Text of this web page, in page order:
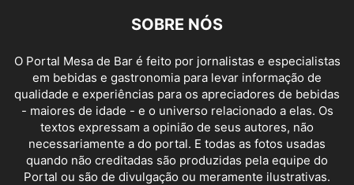
SOBRE NÓS
O Portal Mesa de Bar é feito por jornalistas e especialistas
em bebidas e gastronomia para levar informação de
qualidade e experiências para os apreciadores de bebidas
- maiores de idade - e o universo relacionado a elas. Os
textos expressam a opinião de seus autores, não
necessariamente a do portal. E todas as fotos usadas
quando não creditadas são produzidas pela equipe do
Portal ou são de divulgação ou meramente ilustrativas.